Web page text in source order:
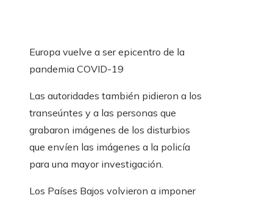
Europa vuelve a ser epicentro de la
pandemia COVID-19
Las autoridades también pidieron a los
transeúntes y a las personas que
grabaron imágenes de los disturbios
que envíen las imágenes a la policía
para una mayor investigación.
Los Países Bajos volvieron a imponer